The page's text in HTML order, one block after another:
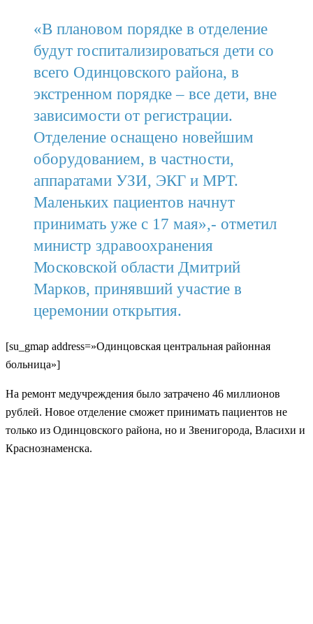
«В плановом порядке в отделение
будут госпитализироваться дети со
всего Одинцовского района, в
экстренном порядке – все дети, вне
зависимости от регистрации.
Отделение оснащено новейшим
оборудованием, в частности,
аппаратами УЗИ, ЭКГ и МРТ.
Маленьких пациентов начнут
принимать уже с 17 мая»,- отметил
министр здравоохранения
Московской области Дмитрий
Марков, принявший участие в
церемонии открытия.
[su_gmap address=»Одинцовская центральная районная
больница»]
На ремонт медучреждения было затрачено 46 миллионов
рублей. Новое отделение сможет принимать пациентов не
только из Одинцовского района, но и Звенигорода, Власихи и
Краснознаменска.